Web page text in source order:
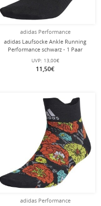
adidas Performance
adidas Laufsocke Ankle Running
Performance schwarz - 1 Paar
UVP: 13,00€
11,50€
adidas Performance